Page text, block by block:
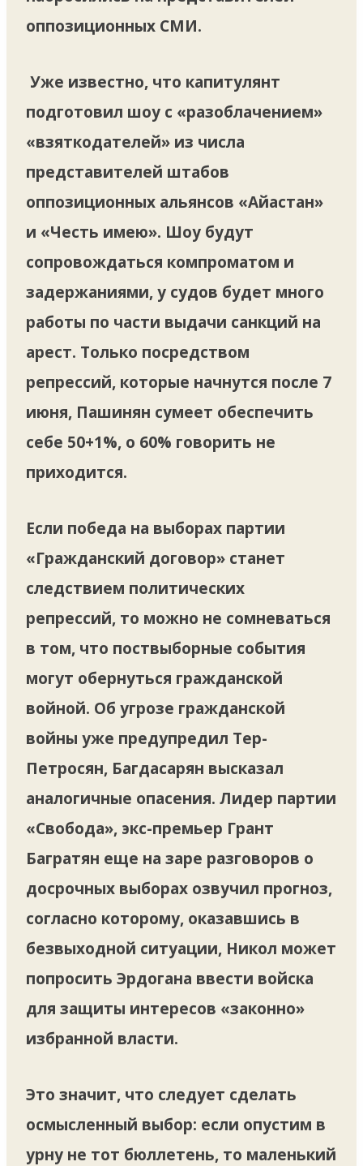
оппозиционных СМИ.
Уже известно, что капитулянт
подготовил шоу с «разоблачением»
«взяткодателей» из числа
представителей штабов
оппозиционных альянсов «Айастан»
и «Честь имею». Шоу будут
сопровождаться компроматом и
задержаниями, у судов будет много
работы по части выдачи санкций на
арест. Только посредством
репрессий, которые начнутся после 7
июня, Пашинян сумеет обеспечить
себе 50+1%, о 60% говорить не
приходится.
Если победа на выборах партии
«Гражданский договор» станет
следствием политических
репрессий, то можно не сомневаться
в том, что поствыборные события
могут обернуться гражданской
войной. Об угрозе гражданской
войны уже предупредил Тер-
Петросян, Багдасарян высказал
аналогичные опасения. Лидер партии
«Свобода», экс-премьер Грант
Багратян еще на заре разговоров о
досрочных выборах озвучил прогноз,
согласно которому, оказавшись в
безвыходной ситуации, Никол может
попросить Эрдогана ввести войска
для защиты интересов «законно»
избранной власти.
Это значит, что следует сделать
осмысленный выбор: если опустим в
урну не тот бюллетень, то маленький